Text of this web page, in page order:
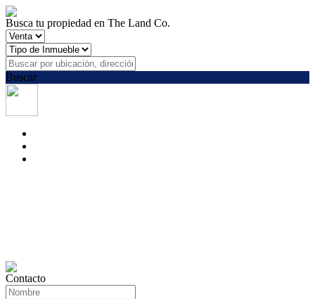
Busca tu propiedad en The Land Co.
Buscar
Contacto